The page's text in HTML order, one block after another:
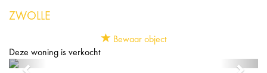
ZWOLLE
Bewaar object
Deze woning is verkocht
Previous Next